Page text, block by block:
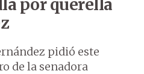
por querella
pidió este
de la senadora